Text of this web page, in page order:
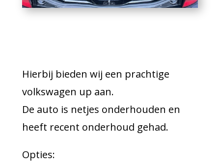
Hierbij bieden wij een prachtige
volkswagen up aan.
De auto is netjes onderhouden en
heeft recent onderhoud gehad.
Opties: